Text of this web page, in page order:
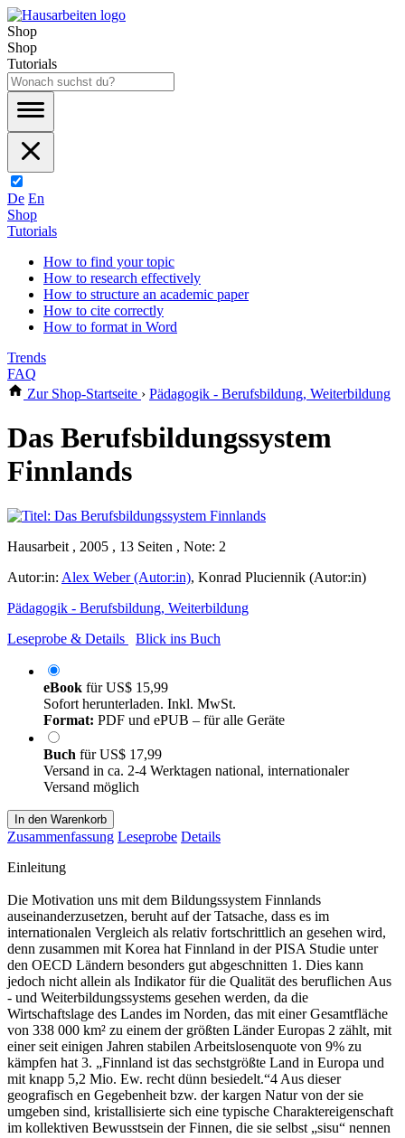
Shop
Shop
Tutorials
De En
Shop
Tutorials
How to find your topic
How to research effectively
How to structure an academic paper
How to cite correctly
How to format in Word
Trends
FAQ
Zur Shop-Startseite › Pädagogik - Berufsbildung, Weiterbildung
Das Berufsbildungssystem
Finnlands
Hausarbeit , 2005 , 13 Seiten , Note: 2
Autor:in: Alex Weber (Autor:in), Konrad Pluciennik (Autor:in)
Pädagogik - Berufsbildung, Weiterbildung
Leseprobe & Details
Blick ins Buch
eBook fürUS$ 15,99
Sofort herunterladen. Inkl. MwSt.
Format: PDF und ePUB – für alle Geräte
Buch fürUS$ 17,99
Versand in ca. 2-4 Werktagen national, internationaler
Versand möglich
In den Warenkorb
Zusammenfassung Leseprobe Details
Einleitung
Die Motivation uns mit dem Bildungssystem Finnlands
auseinanderzusetzen, beruht auf der Tatsache, dass es im
internationalen Vergleich als relativ fortschrittlich an gesehen wird,
denn zusammen mit Korea hat Finnland in der PISA Studie unter
den OECD Ländern besonders gut abgeschnitten 1. Dies kann
jedoch nicht allein als Indikator für die Qualität des beruflichen Aus
- und Weiterbildungssystems gesehen werden, da die
Wirtschaftslage des Landes im Norden, das mit einer Gesamtfläche
von 338 000 km² zu einem der größten Länder Europas 2 zählt, mit
einer seit einigen Jahren stabilen Arbeitslosenquote von 9% zu
kämpfen hat 3. „Finnland ist das sechstgrößte Land in Europa und
mit knapp 5,2 Mio. Ew. recht dünn besiedelt.“4 Aus dieser
geografisch en Gegebenheit bzw. der kargen Natur von der sie
umgeben sind, kristallisierte sich eine typische Charaktereigenschaft
im kollektiven Bewusstsein der Finnen, die sie selbst „sisu“ nennen